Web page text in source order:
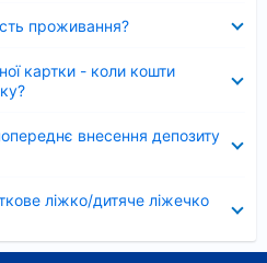
проживання?
картки - коли кошти
внесення депозиту
ліжко/дитяче ліжечко